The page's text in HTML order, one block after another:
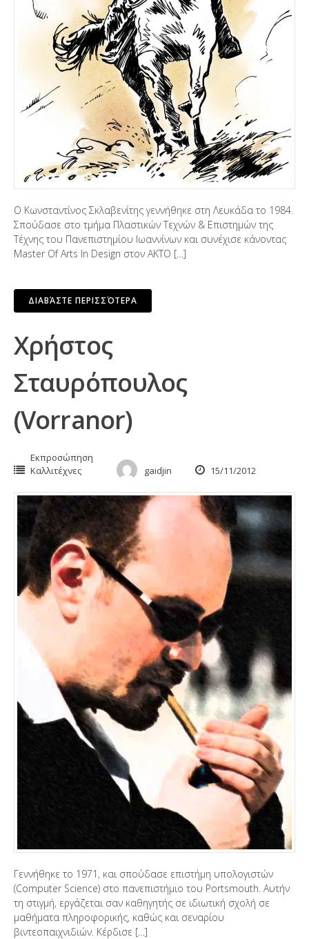
Ο Κωνσταντίνος Σκλαβενίτης γεννήθηκε στη Λευκάδα το 1984.
Σπούδασε στο τμήμα Πλαστικών Τεχνών & Επιστημών της
Τέχνης του Πανεπιστημίου Ιωαννίνων και συνέχισε κάνοντας
Master Of Arts In Design στον ΑΚΤΟ […]
ΔΙΑΒΆΣΤΕ ΠΕΡΙΣΣΌΤΕΡΑ
Χρήστος
Σταυρόπουλος
(Vorranor)
Εκπροσώπηση
Καλλιτέχνες
gaidjin 15/11/2012
Γεννήθηκε το 1971, και σπούδασε επιστήμη υπολογιστών
(Computer Science) στο πανεπιστήμιο του Portsmouth. Αυτήν
τη στιγμή, εργάζεται σαν καθηγητής σε ιδιωτική σχολή σε
μαθήματα πληροφορικής, καθώς και σεναρίου
βιντεοπαιχνιδιών. Κέρδισε […]